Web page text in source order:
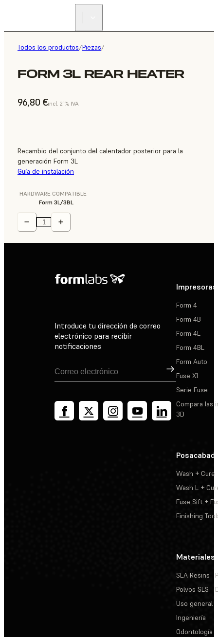
Todos los productos/Piezas/
FORM 3L REAR HEATER
96,80 €incl. 21% IVA
Recambio del conjunto del calentador posterior para la
generación Form 3L
Guía de instalación
HARDWARE COMPATIBLE
Form 3L/3BL
Introduce tu dirección de correo
electrónico para recibir
notificaciones
Suscribirse
Impresoras
Form 4
Form 4B
Form 4L
Form 4BL
Form Auto
Fuse X1
Serie Fuse
Compara las
3D
Wash + Cure
Wash L +
Fuse Sift +
Finishing
Materiales
SLA Resins
Polvos SLS
Uso general
Ingeniería
Odontología